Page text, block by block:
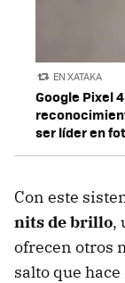
EN XATAKA
Google Pixel
ser líder en
Con este
nits de brillo,
ofrecen otros
salto que